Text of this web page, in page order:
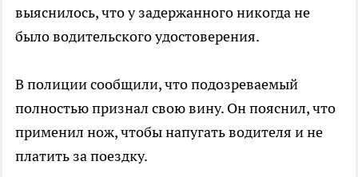
выяснилось, что у задержанного никогда не
было водительского удостоверения.
В полиции сообщили, что подозреваемый
полностью признал свою вину. Он пояснил, что
применил нож, чтобы напугать водителя и не
платить за поездку.